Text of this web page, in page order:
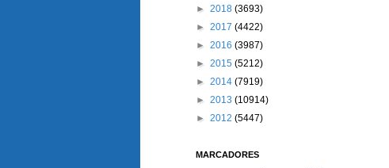
► 2018 (3693)
► 2017 (4422)
► 2016 (3987)
► 2015 (5212)
► 2014 (7919)
► 2013 (10914)
► 2012 (5447)
MARCADORES